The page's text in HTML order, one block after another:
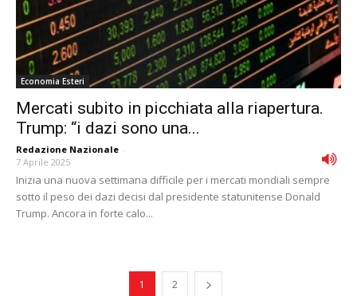
Economia Esteri
Mercati subito in picchiata alla riapertura.
Trump: “i dazi sono una...
Redazione Nazionale -
7 Aprile 2025
Inizia una nuova settimana difficile per i mercati mondiali sempre
sotto il peso dei dazi decisi dal presidente statunitense Donald
Trump. Ancora in forte calo...
1 2